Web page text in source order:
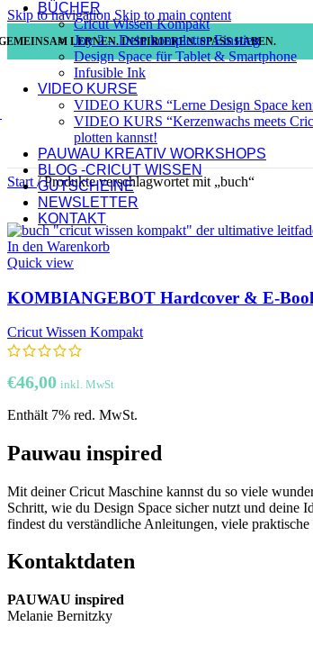
Skip to navigation Skip to main content
LERNEN. INSPIRIEREN. SPASS HABEN.
BÜCHER
Cricut Wissen Kompakt
Joy 2 – Dein kompletter Einstieg
Design Space für Tablet & Smartphone
Infusible Ink
VIDEO KURSE
VIDEO KURS “Lerne Design Space
VIDEO KURS “Kerzenwachs meets
plotten kannst!
PAUWAU KREATIV WORKSHOPS
BLOG -CRICUT WISSEN
GUTSCHEINE
NEWSLETTER
KONTAKT
Start / Produkte verschlagwortet mit „buch“
In den Warenkorb
Quick view
KOMBIANGEBOT Hardcover & E-
Cricut Wissen Kompakt
€46,00 inkl. MwSt
Enthält 7% red. MwSt.
Pauwau inspired
Mit deiner Cricut Maschine kannst du so viele
Schritt, wie du Design Space sicher nutzt und deine
findest du verständliche Anleitungen, viele
Kontaktdaten
PAUWAU inspired
Melanie Bernitzky